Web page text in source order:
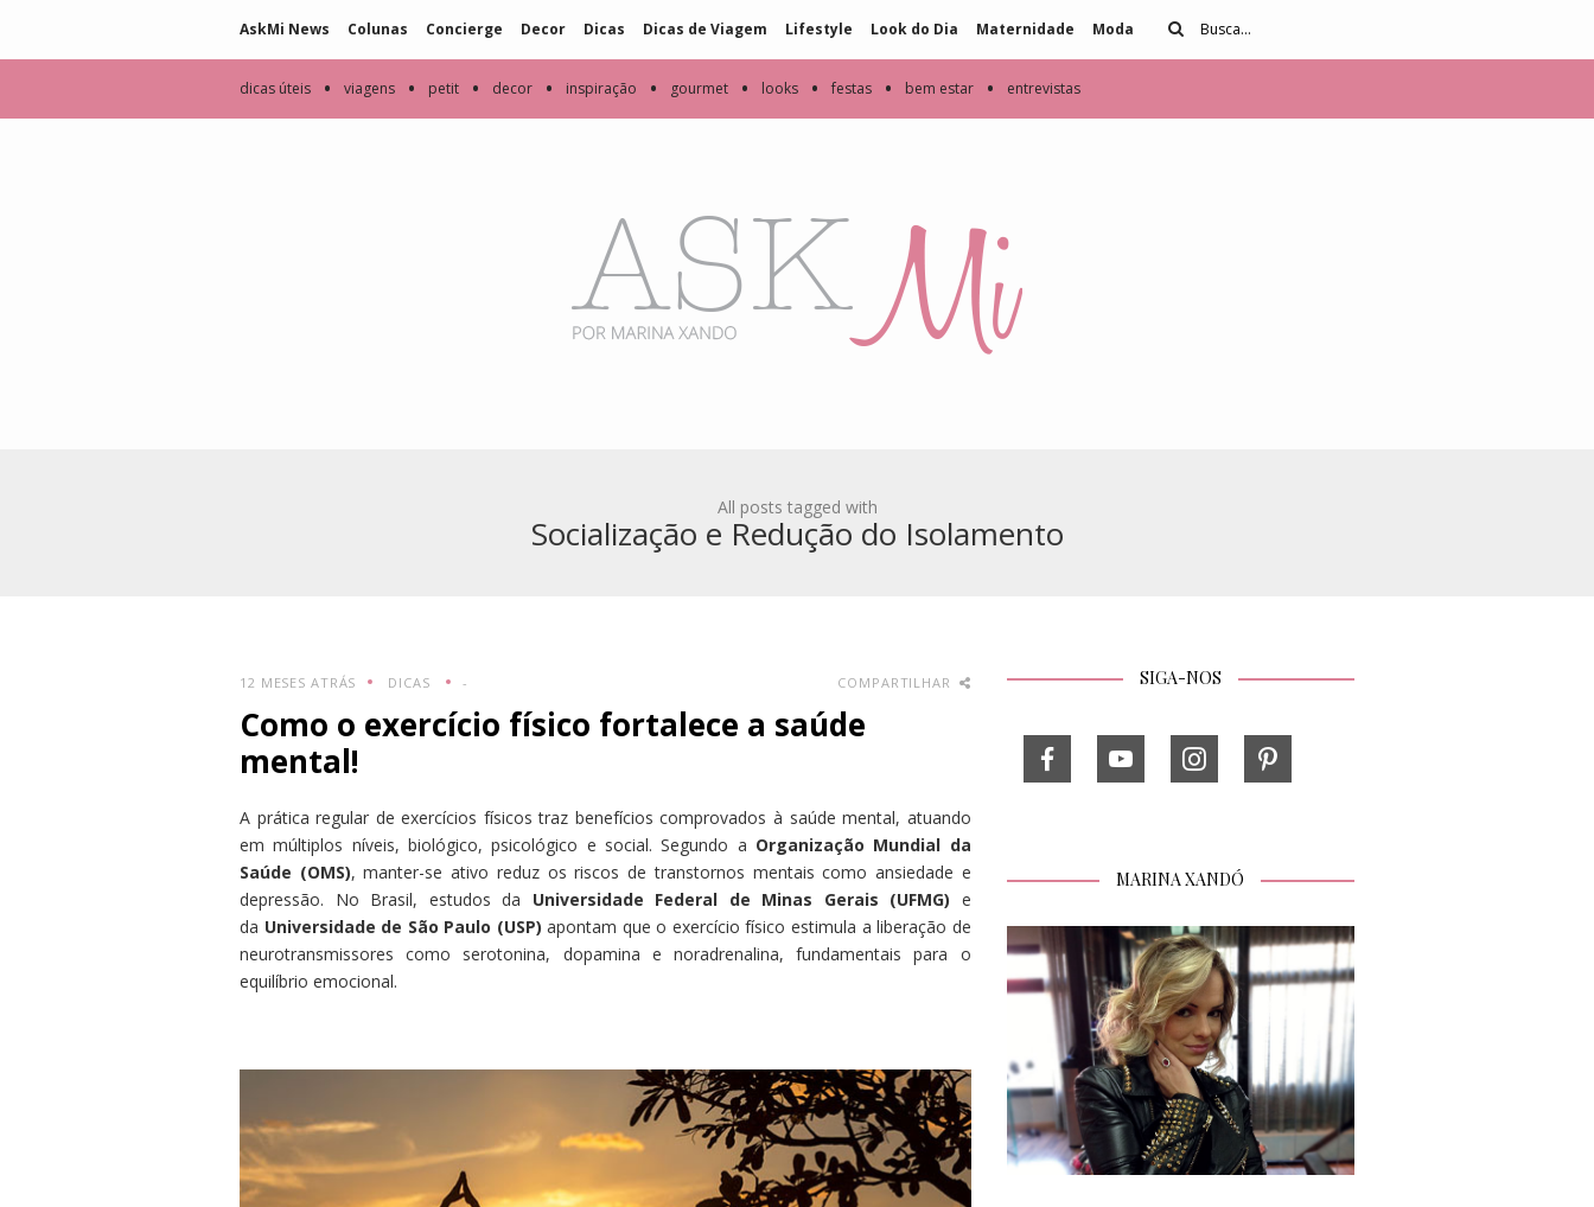
AskMi News Colunas Concierge Decor Dicas Dicas de Viagem Lifestyle Look do Dia Maternidade Moda
dicas úteis • viagens • petit • decor • inspiração • gourmet • looks • festas • bem estar • entrevistas
All posts tagged with
Socialização e Redução do Isolamento
12 MESES ATRÁS DICAS - COMPARTILHAR
Como o exercício físico fortalece a saúde
mental!
A prática regular de exercícios físicos traz benefícios comprovados à saúde mental, atuando
em múltiplos níveis, biológico, psicológico e social. Segundo a Organização Mundial da
Saúde (OMS), manter-se ativo reduz os riscos de transtornos mentais como ansiedade e
depressão. No Brasil, estudos da Universidade Federal de Minas Gerais (UFMG) e
da Universidade de São Paulo (USP) apontam que o exercício físico estimula a liberação de
neurotransmissores como serotonina, dopamina e noradrenalina, fundamentais para o
equilíbrio emocional.
SIGA-NOS
MARINA XANDÓ